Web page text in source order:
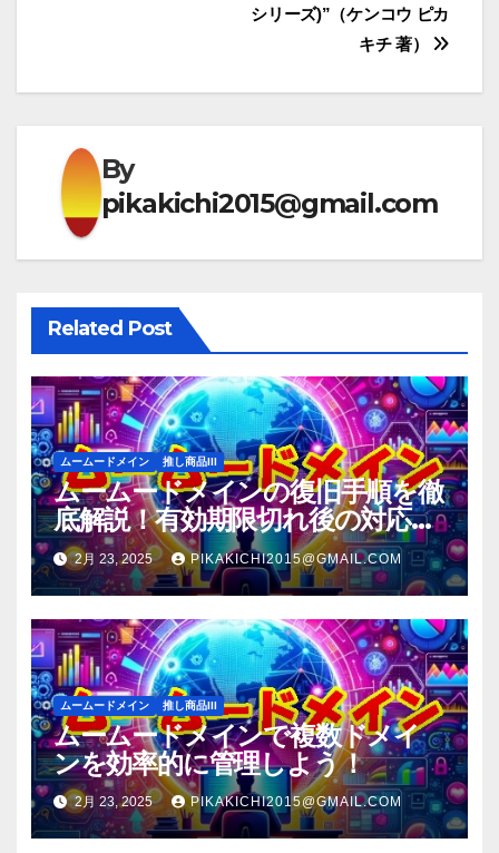
ー
シ
ョ
ン
シリーズ)”（ケンコウ ピカ
キチ 著）
By
pikakichi2015@gmail.com
Related Post
ムームードメイン 推し商品III
ムームードメインの復旧手順を徹
底解説！有効期限切れ後の対応方
法2月 23, 2025 PIKAKICHI2015@GMAIL.COM
ムームードメイン 推し商品III
ムームードメインで複数ドメイ
ンを効率的に管理しよう！
2月 23, 2025 PIKAKICHI2015@GMAIL.COM